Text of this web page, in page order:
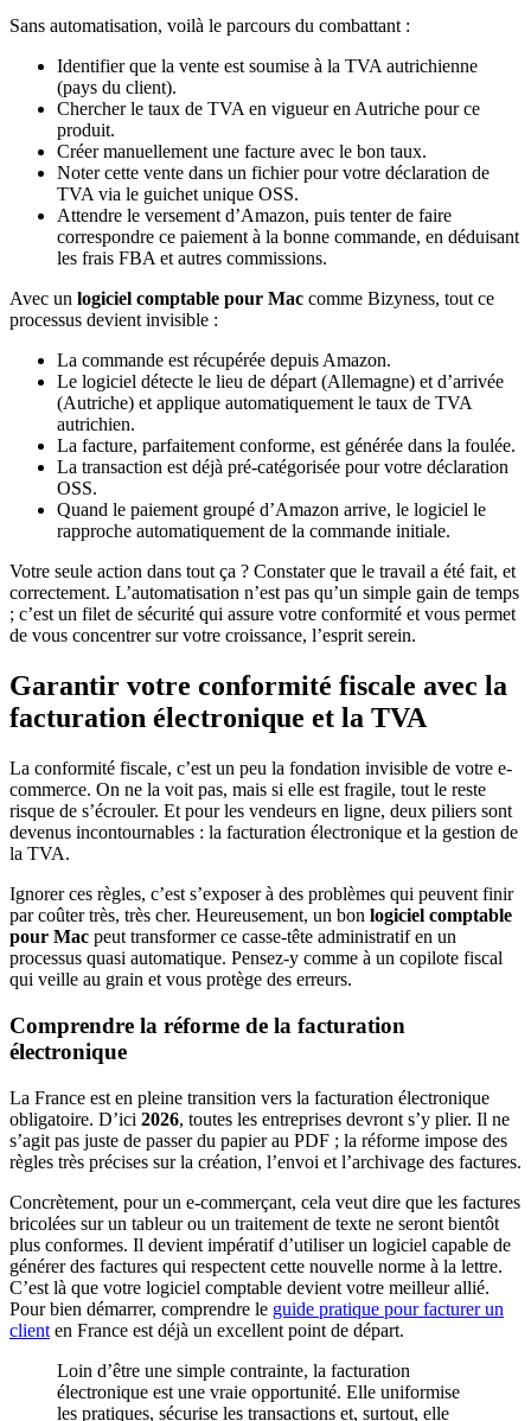
Sans automatisation, voilà le parcours du combattant :
Identifier que la vente est soumise à la TVA autrichienne
(pays du client).
Chercher le taux de TVA en vigueur en Autriche pour ce
produit.
Créer manuellement une facture avec le bon taux.
Noter cette vente dans un fichier pour votre déclaration de
TVA via le guichet unique OSS.
Attendre le versement d’Amazon, puis tenter de faire
correspondre ce paiement à la bonne commande, en déduisant
les frais FBA et autres commissions.
Avec un logiciel comptable pour Mac comme Bizyness, tout ce
processus devient invisible :
La commande est récupérée depuis Amazon.
Le logiciel détecte le lieu de départ (Allemagne) et d’arrivée
(Autriche) et applique automatiquement le taux de TVA
autrichien.
La facture, parfaitement conforme, est générée dans la foulée.
La transaction est déjà pré-catégorisée pour votre déclaration
OSS.
Quand le paiement groupé d’Amazon arrive, le logiciel le
rapproche automatiquement de la commande initiale.
Votre seule action dans tout ça ? Constater que le travail a été fait, et
correctement. L’automatisation n’est pas qu’un simple gain de temps
; c’est un filet de sécurité qui assure votre conformité et vous permet
de vous concentrer sur votre croissance, l’esprit serein.
Garantir votre conformité fiscale avec la
facturation électronique et la TVA
La conformité fiscale, c’est un peu la fondation invisible de votre e-
commerce. On ne la voit pas, mais si elle est fragile, tout le reste
risque de s’écrouler. Et pour les vendeurs en ligne, deux piliers sont
devenus incontournables : la facturation électronique et la gestion de
la TVA.
Ignorer ces règles, c’est s’exposer à des problèmes qui peuvent finir
par coûter très, très cher. Heureusement, un bon logiciel comptable
pour Mac peut transformer ce casse-tête administratif en un
processus quasi automatique. Pensez-y comme à un copilote fiscal
qui veille au grain et vous protège des erreurs.
Comprendre la réforme de la facturation
électronique
La France est en pleine transition vers la facturation électronique
obligatoire. D’ici 2026, toutes les entreprises devront s’y plier. Il ne
s’agit pas juste de passer du papier au PDF ; la réforme impose des
règles très précises sur la création, l’envoi et l’archivage des factures.
Concrètement, pour un e-commerçant, cela veut dire que les factures
bricolées sur un tableur ou un traitement de texte ne seront bientôt
plus conformes. Il devient impératif d’utiliser un logiciel capable de
générer des factures qui respectent cette nouvelle norme à la lettre.
C’est là que votre logiciel comptable devient votre meilleur allié.
Pour bien démarrer, comprendre le guide pratique pour facturer un
client en France est déjà un excellent point de départ.
Loin d’être une simple contrainte, la facturation
électronique est une vraie opportunité. Elle uniformise
les pratiques, sécurise les transactions et, surtout, elle